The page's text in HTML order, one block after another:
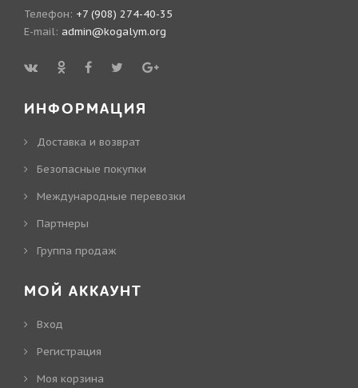
Телефон: +7 (908) 274-40-35
E-mail: admin@kogalym.org
ИНФОРМАЦИЯ
Доставка и возврат
Безопасные покупки
Международные перевозки
Партнеры
Группа продаж
МОЙ АККАУНТ
Вход
Регистрация
Моя корзина